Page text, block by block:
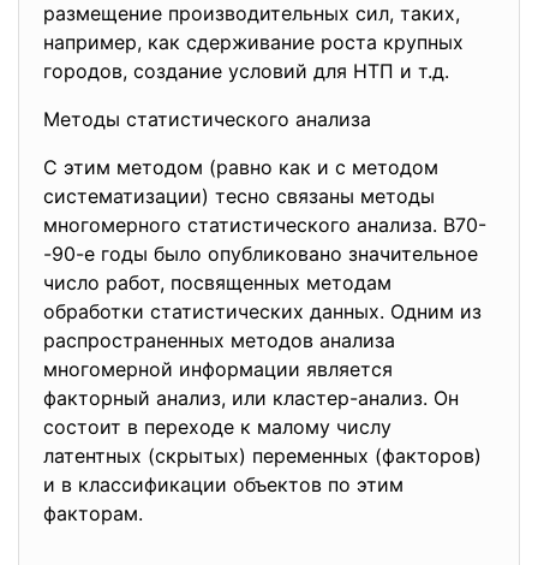
размещение производительных сил, таких,
например, как сдерживание роста крупных
городов, создание условий для НТП и т.д.
Методы статистического анализа
С этим методом (равно как и с методом
систематизации) тесно связаны методы
многомерного статистического анализа. В70-
-90-е годы было опубликовано значительное
число работ, посвященных методам
обработки статистических данных. Одним из
распространенных методов анализа
многомерной информации является
факторный анализ, или кластер-анализ. Он
состоит в переходе к малому числу
латентных (скрытых) переменных (факторов)
и в классификации объектов по этим
факторам.